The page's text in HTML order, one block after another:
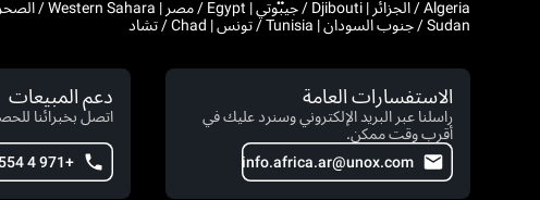
Sudan / جنوب السودان | Tunisia / تونس | Chad / تشاد
الاستفسارات العامة
راسلنا عبر البريد الإلكتروني وسنرد عليك في
أقرب وقت ممكن.
info.africa.ar@unox.com
دعم المبيعات
اتصل بخبرائنا
+971 4 554 2146